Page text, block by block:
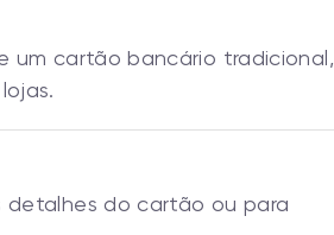
um cartão bancário tradicional,
detalhes do cartão ou para